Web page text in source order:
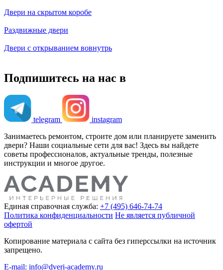
Двери на скрытом коробе
Раздвижные двери
Двери с открыванием вовнутрь
Подпишитесь на нас в
telegram
instagram
Занимаетесь ремонтом, строите дом или планируете заменить
двери? Наши социальные сети для вас! Здесь вы найдете
советы профессионалов, актуальные тренды, полезные
инструкции и многое другое.
Единая справочная служба: +7 (495) 646-74-74
Политика конфиденциальности Не является публичной
офертой
Копирование материала с сайта без гиперссылки на источник
запрещено.
E-mail: info@dveri-academy.ru